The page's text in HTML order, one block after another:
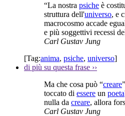
“La nostra psiche è
struttura dell'universo, e
macrocosmo accade
e più soggettivi recessi
Carl Gustav Jung
[Tag:anima, psiche, universo]
di più su questa frase ››
Ma che cosa può “creare
toccato di essere un poeta
nulla da creare, allora
Carl Gustav Jung